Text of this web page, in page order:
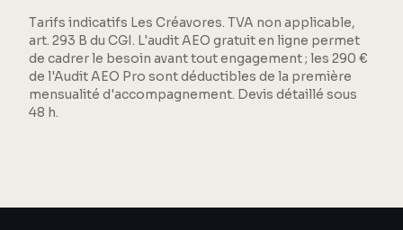
Tarifs indicatifs Les Créavores. TVA non applicable,
art. 293 B du CGI. L'audit AEO gratuit en ligne permet
de cadrer le besoin avant tout engagement ; les 290 €
de l'Audit AEO Pro sont déductibles de la première
mensualité d'accompagnement. Devis détaillé sous
48 h.